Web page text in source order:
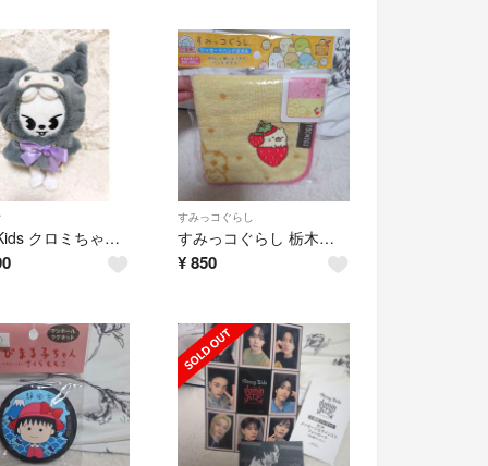
StrayKids クロミちゃん着ぐるみ
すみっコぐらし
すみっコぐらし 栃木限定ハンカチ
¥850